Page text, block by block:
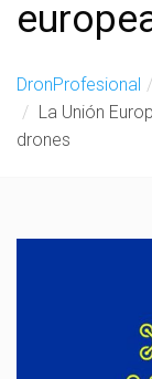
DronProfesional
La Unión
drones